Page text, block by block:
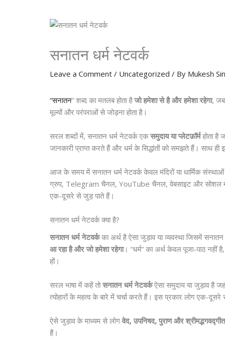
सनातन धर्म नेटवर्क
Leave a Comment / Uncategorized / By Mukesh
“सनातन” शब्द का मतलब होता हैजो हमेशा से है और हमेशा रहेगा,
मूल्यों और परंपराओं से जोड़ना होता है।
सरल शब्दों में, सनातन धर्म नेटवर्क एकसमुदाय या प्लेटफ़ॉर्महोता है
जानकारी प्राप्त करते हैं और धर्म के सिद्धांतों को समझते हैं। साथ
आज के समय में सनातन धर्म नेटवर्क केवल मंदिरों या धार्मिक
ग्रुप, Telegram चैनल, YouTube चैनल, वेबसाइट और सोशल
एक-दूसरे से जुड़ पाते हैं।
सनातन धर्म नेटवर्क क्या है?
सनातन धर्म नेटवर्कका अर्थ है ऐसा जुड़ाव या व्यवस्था जिसमें
आ रहा है और जो हमेशा रहेगा। “धर्म” का अर्थ केवल पूजा-पाठ नहीं
हों।
सरल भाषा में कहें तोसनातन धर्म नेटवर्कऐसा समुदाय या जुड़ाव है
त्योहारों के महत्व के बारे में चर्चा करते हैं। इस प्रकार लोग एक-
ऐसे जुड़ाव के माध्यम से लोगवेद, उपनिषद, पुराण और
हैं।